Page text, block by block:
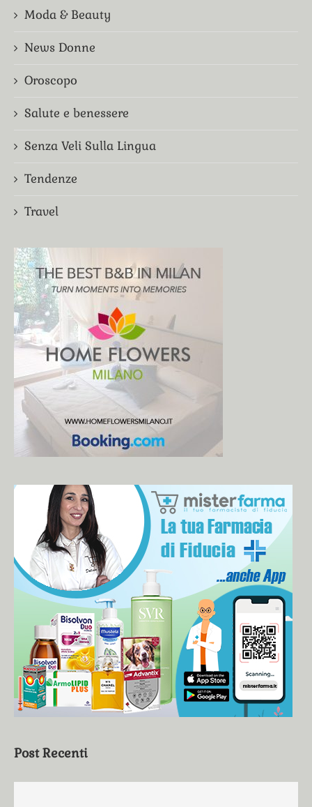
Post Recenti
Moda & Beauty
News Donne
Oroscopo
Salute e benessere
Senza Veli Sulla Lingua
Tendenze
Travel